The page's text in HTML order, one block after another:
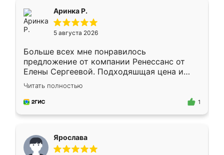
Аринка Р.
5 августа 2026
Больше всех мне понравилось
предложение от компании Ренессанс от
Елены Сергеевой. Подходяшщая цена и
короткие сроки изготовления. Приехавший
для замера сотрудник Владислав
предложил по моему эскизу самый
Читать полностью
1
Ярослава